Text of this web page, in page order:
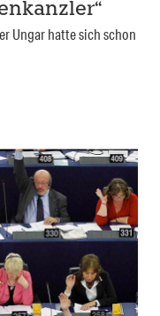
Ungar hatte sich schon